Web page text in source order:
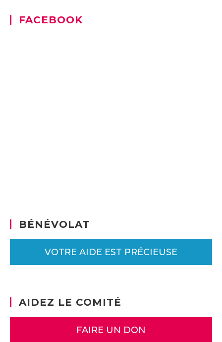
FACEBOOK
BÉNÉVOLAT
VOTRE AIDE EST PRÉCIEUSE
AIDEZ LE COMITÉ
FAIRE UN DON